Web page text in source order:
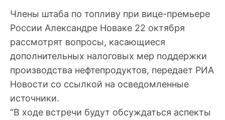
Члены штаба по топливу при вице-премьере
России Александре Новаке 22 октября
рассмотрят вопросы, касающиеся
дополнительных налоговых мер поддержки
производства нефтепродуктов, передает РИА
Новости со ссылкой на осведомленные
источники.
“В ходе встречи будут обсуждаться аспекты